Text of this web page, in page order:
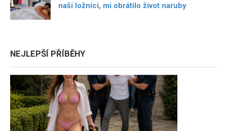
naší ložnici, mi obrátilo život naruby
NEJLEPŠÍ PŘÍBĚHY